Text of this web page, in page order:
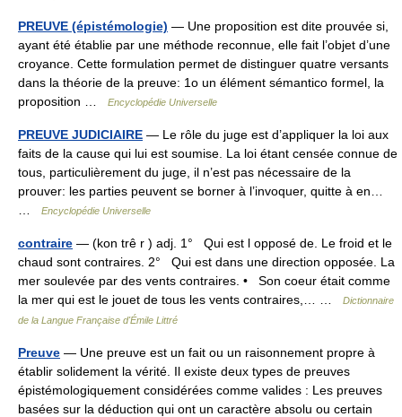
PREUVE (épistémologie) — Une proposition est dite prouvée si,
ayant été établie par une méthode reconnue, elle fait l’objet d’une
croyance. Cette formulation permet de distinguer quatre versants
dans la théorie de la preuve: 1o un élément sémantico formel, la
proposition …
Encyclopédie Universelle
PREUVE JUDICIAIRE — Le rôle du juge est d’appliquer la loi aux
faits de la cause qui lui est soumise. La loi étant censée connue de
tous, particulièrement du juge, il n’est pas nécessaire de la
prouver: les parties peuvent se borner à l’invoquer, quitte à en…
Encyclopédie Universelle
contraire — (kon trê r ) adj. 1° Qui est l opposé de. Le froid et le
chaud sont contraires. 2° Qui est dans une direction opposée. La
mer soulevée par des vents contraires. • Son coeur était comme
la mer qui est le jouet de tous les vents contraires,… …
Dictionnaire
de la Langue Française d'Émile Littré
Preuve — Une preuve est un fait ou un raisonnement propre à
établir solidement la vérité. Il existe deux types de preuves
épistémologiquement considérées comme valides : Les preuves
basées sur la déduction qui ont un caractère absolu ou certain